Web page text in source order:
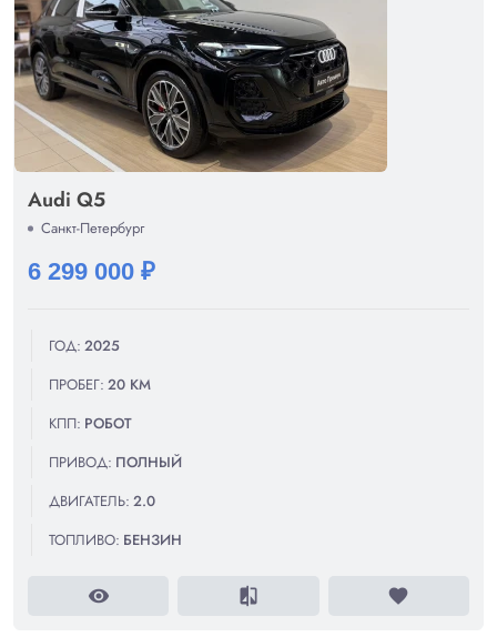
Audi Q5
Санкт-Петербург
6 299 000 ₽
ГОД: 2025
ПРОБЕГ: 20 КМ
КПП: РОБОТ
ПРИВОД: ПОЛНЫЙ
ДВИГАТЕЛЬ: 2.0
ТОПЛИВО: БЕНЗИН
visibility compare favorite